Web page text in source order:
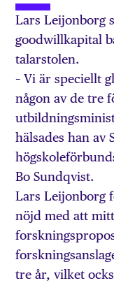
Lars Leijonborg
goodwillkapital
talarstolen.
– Vi är speciellt
någon av de tre
hälsades han av
Bo Sundqvist.
Lars Leijonborg
nöjd med att
tre år, vilket